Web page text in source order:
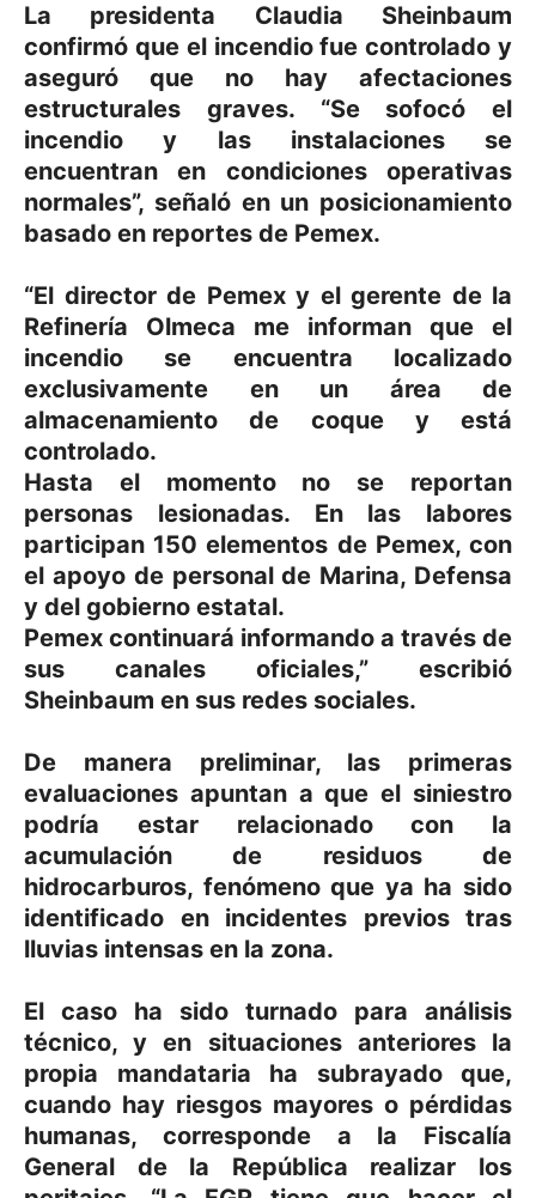
La presidenta Claudia Sheinbaum
confirmó que el incendio fue controlado y
aseguró que no hay afectaciones
estructurales graves. “Se sofocó el
incendio y las instalaciones se
encuentran en condiciones operativas
normales”, señaló en un posicionamiento
basado en reportes de Pemex.
“El director de Pemex y el gerente de la
Refinería Olmeca me informan que el
incendio se encuentra localizado
exclusivamente en un área de
almacenamiento de coque y está
controlado.
Hasta el momento no se reportan
personas lesionadas. En las labores
participan 150 elementos de Pemex, con
el apoyo de personal de Marina, Defensa
y del gobierno estatal.
Pemex continuará informando a través de
sus canales oficiales,” escribió
Sheinbaum en sus redes sociales.
De manera preliminar, las primeras
evaluaciones apuntan a que el siniestro
podría estar relacionado con la
acumulación de residuos de
hidrocarburos, fenómeno que ya ha sido
identificado en incidentes previos tras
lluvias intensas en la zona.
El caso ha sido turnado para análisis
técnico, y en situaciones anteriores la
propia mandataria ha subrayado que,
cuando hay riesgos mayores o pérdidas
humanas, corresponde a la Fiscalía
General de la República realizar los